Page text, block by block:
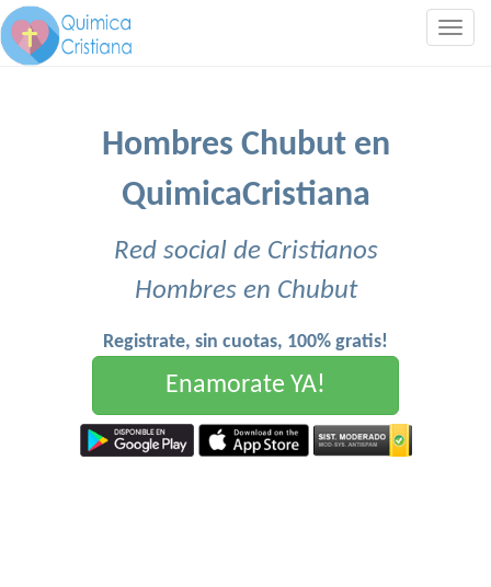
Hombres Chubut en
QuimicaCristiana
Red social de Cristianos
Hombres en Chubut
Registrate, sin cuotas, 100% gratis!
Enamorate YA!